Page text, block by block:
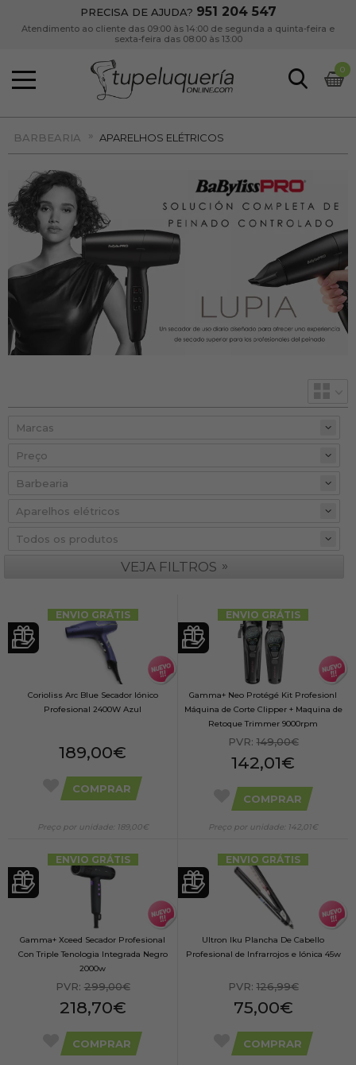
PRECISA DE AJUDA? 951 204 547
Atendimento ao cliente das 09:00 às 14:00 de segunda a quinta-feira e
sexta-feira das 08:00 às 13:00
0
BARBEARIA » APARELHOS ELÉTRICOS
Preço
VEJA FILTROS »
ENVIO GRÁTIS
Corioliss Arc Blue Secador Iónico
Profesional 2400W Azul
189,00€
COMPRAR
Preço por unidade: 189,00€
ENVIO GRÁTIS
Gamma+ Neo Protégé Kit Profesionl
Máquina de Corte Clipper + Maquina de
Retoque Trimmer 9000rpm
PVR:149,00€
142,01€
COMPRAR
Preço por unidade: 142,01€
ENVIO GRÁTIS
Gamma+ Xceed Secador Profesional
Con Triple Tenologia Integrada Negro
2000w
PVR:299,00€
218,70€
COMPRAR
ENVIO GRÁTIS
Ultron Iku Plancha De Cabello
Profesional de Infrarrojos e Iónica 45w
PVR:126,99€
75,00€
COMPRAR